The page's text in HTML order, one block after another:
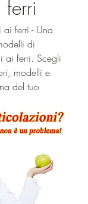
ai ferri - Una
di
ai ferri. Scegli
modelli e
del tuo